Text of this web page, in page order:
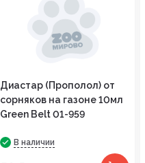
Диастар (Прополол) от
сорняков на газоне 10мл
Green Belt 01-959
В наличии